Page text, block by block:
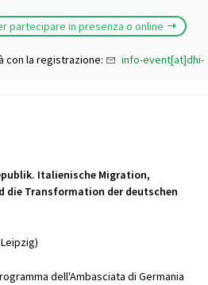
partecipare in presenza o online
con la registrazione:
info-event[at]dhi-
Italienische Migration,
die Transformation der deutschen
dell'Ambasciata di Germania